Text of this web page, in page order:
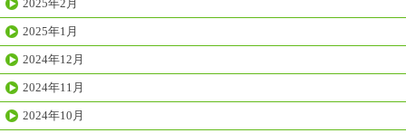
2025年2月
2025年1月
2024年12月
2024年11月
2024年10月